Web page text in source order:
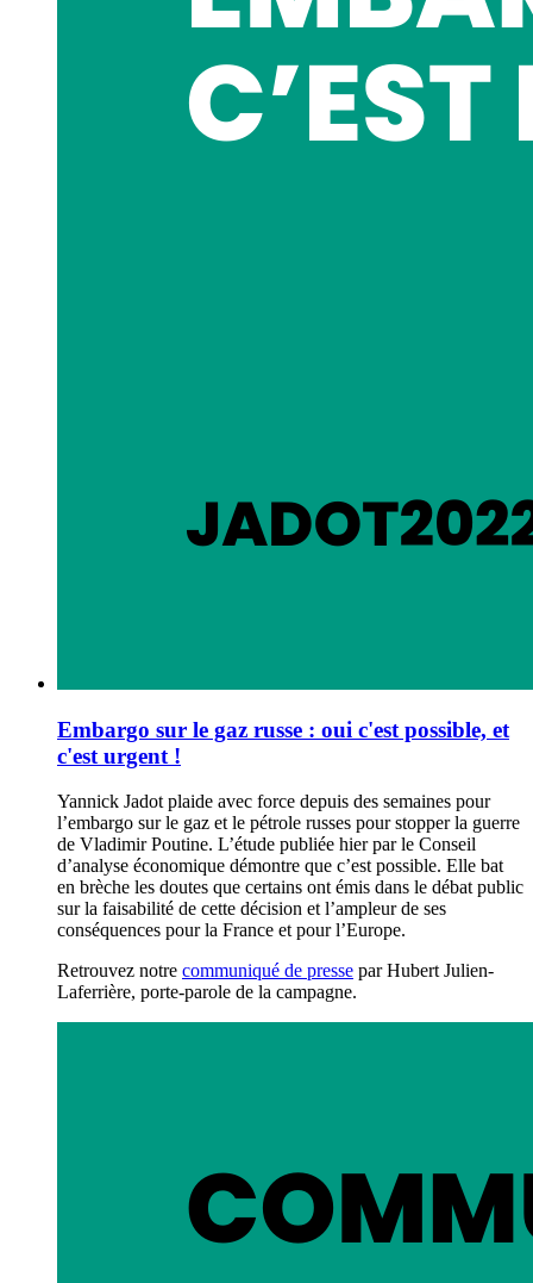
Embargo sur le gaz russe : oui c'est possible, et
c'est urgent !
Yannick Jadot plaide avec force depuis des semaines pour
l’embargo sur le gaz et le pétrole russes pour stopper la guerre
de Vladimir Poutine. L’étude publiée hier par le Conseil
d’analyse économique démontre que c’est possible. Elle bat
en brèche les doutes que certains ont émis dans le débat public
sur la faisabilité de cette décision et l’ampleur de ses
conséquences pour la France et pour l’Europe.
Retrouvez notre communiqué de presse par Hubert Julien-
Laferrière, porte-parole de la campagne.